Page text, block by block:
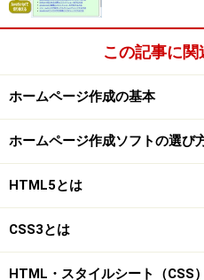
この記事に
ホームページ作成の基本
ホームページ作成ソフトの選び
HTML5とは
CSS3とは
HTML・スタイルシート（CSS